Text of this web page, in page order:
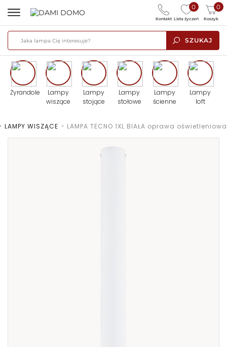
SZUKAJ
0
Lista życzeń
0
Koszyk
Kontakt
Żyrandole
Lampy
wiszące
Lampy
stojące
Lampy
stołowe
Lampy
ścienne
Lampy
loft
LAMPY WISZĄCE > LAMPA TECNO 1XL BIAŁA oprawa oświetleniowa